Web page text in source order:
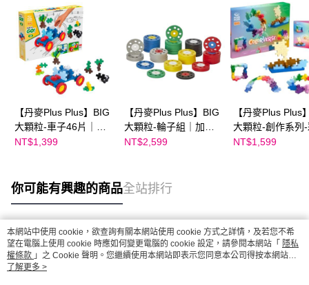
【丹麥Plus Plus】BIG
大顆粒-車子46片｜加
加積木
NT$1,399
【丹麥Plus Plus】BIG
大顆粒-輪子組｜加加
積木
NT$2,599
【丹麥Plus Plus
大顆粒-創作系列
世界60片｜加加
NT$1,599
你可能有興趣的商品全站排行
熱門標籤
本網站中使用 cookie，欲查詢有關本網站使用 cookie 方式之詳情，及若您不希
望在電腦上使用 cookie 時應如何變更電腦的 cookie 設定，請參閱本網站「 隱私
權條款 」之 Cookie 聲明。您繼續使用本網站即表示您同意本公司得按本網站使
用條款之 Cookie 聲明使用 cookie。
了解更多 >